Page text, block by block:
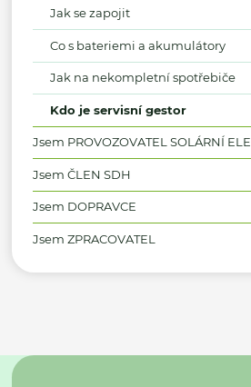
Jak se zapojit
Co s bateriemi a akumulátory
Jak na nekompletní spotřebiče
Kdo je servisní gestor
Jsem PROVOZOVATEL SOLÁRNÍ
Jsem ČLEN SDH
Jsem DOPRAVCE
Jsem ZPRACOVATEL